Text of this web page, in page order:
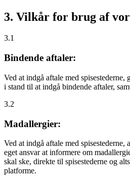
3. Vilkår for brug af
3.1
Bindende aftaler:
Ved at indgå aftale med
i stand til at indgå bindende aftaler,
3.2
Madallergier:
Ved at indgå aftale med spisestederne,
eget ansvar at informere om
skal ske, direkte til spisestederne og
platforme.